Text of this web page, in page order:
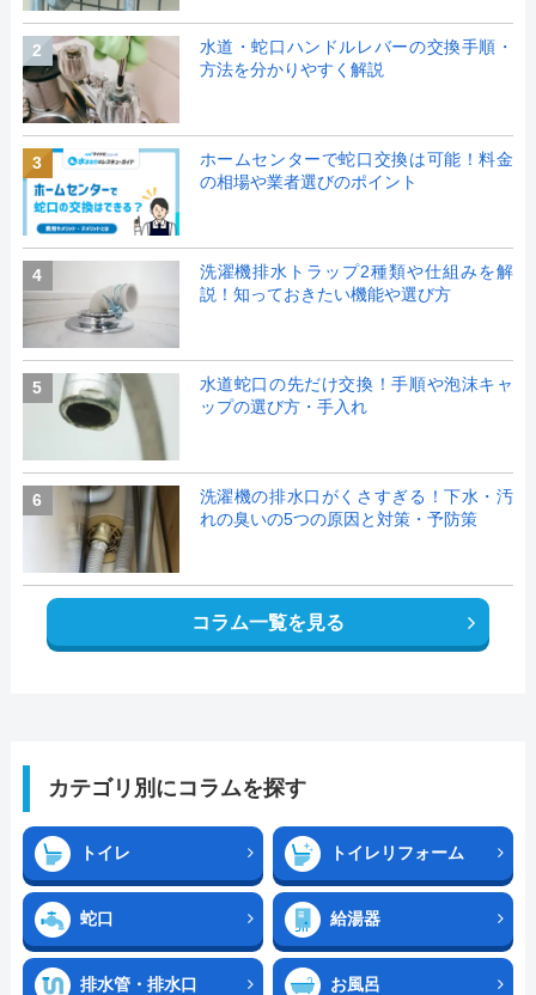
2
水道・蛇口ハンドルレバーの交換手順・
方法を分かりやすく解説
3
ホームセンターで蛇口交換は可能！料金
の相場や業者選びのポイント
4
洗濯機排水トラップ2種類や仕組みを解
説！知っておきたい機能や選び方
5
水道蛇口の先だけ交換！手順や泡沫キャ
ップの選び方・手入れ
6
洗濯機の排水口がくさすぎる！下水・汚
れの臭いの5つの原因と対策・予防策
コラム一覧を見る
カテゴリ別にコラムを探す
トイレ トイレリフォーム
蛇口 給湯器
排水管・排水口 お風呂